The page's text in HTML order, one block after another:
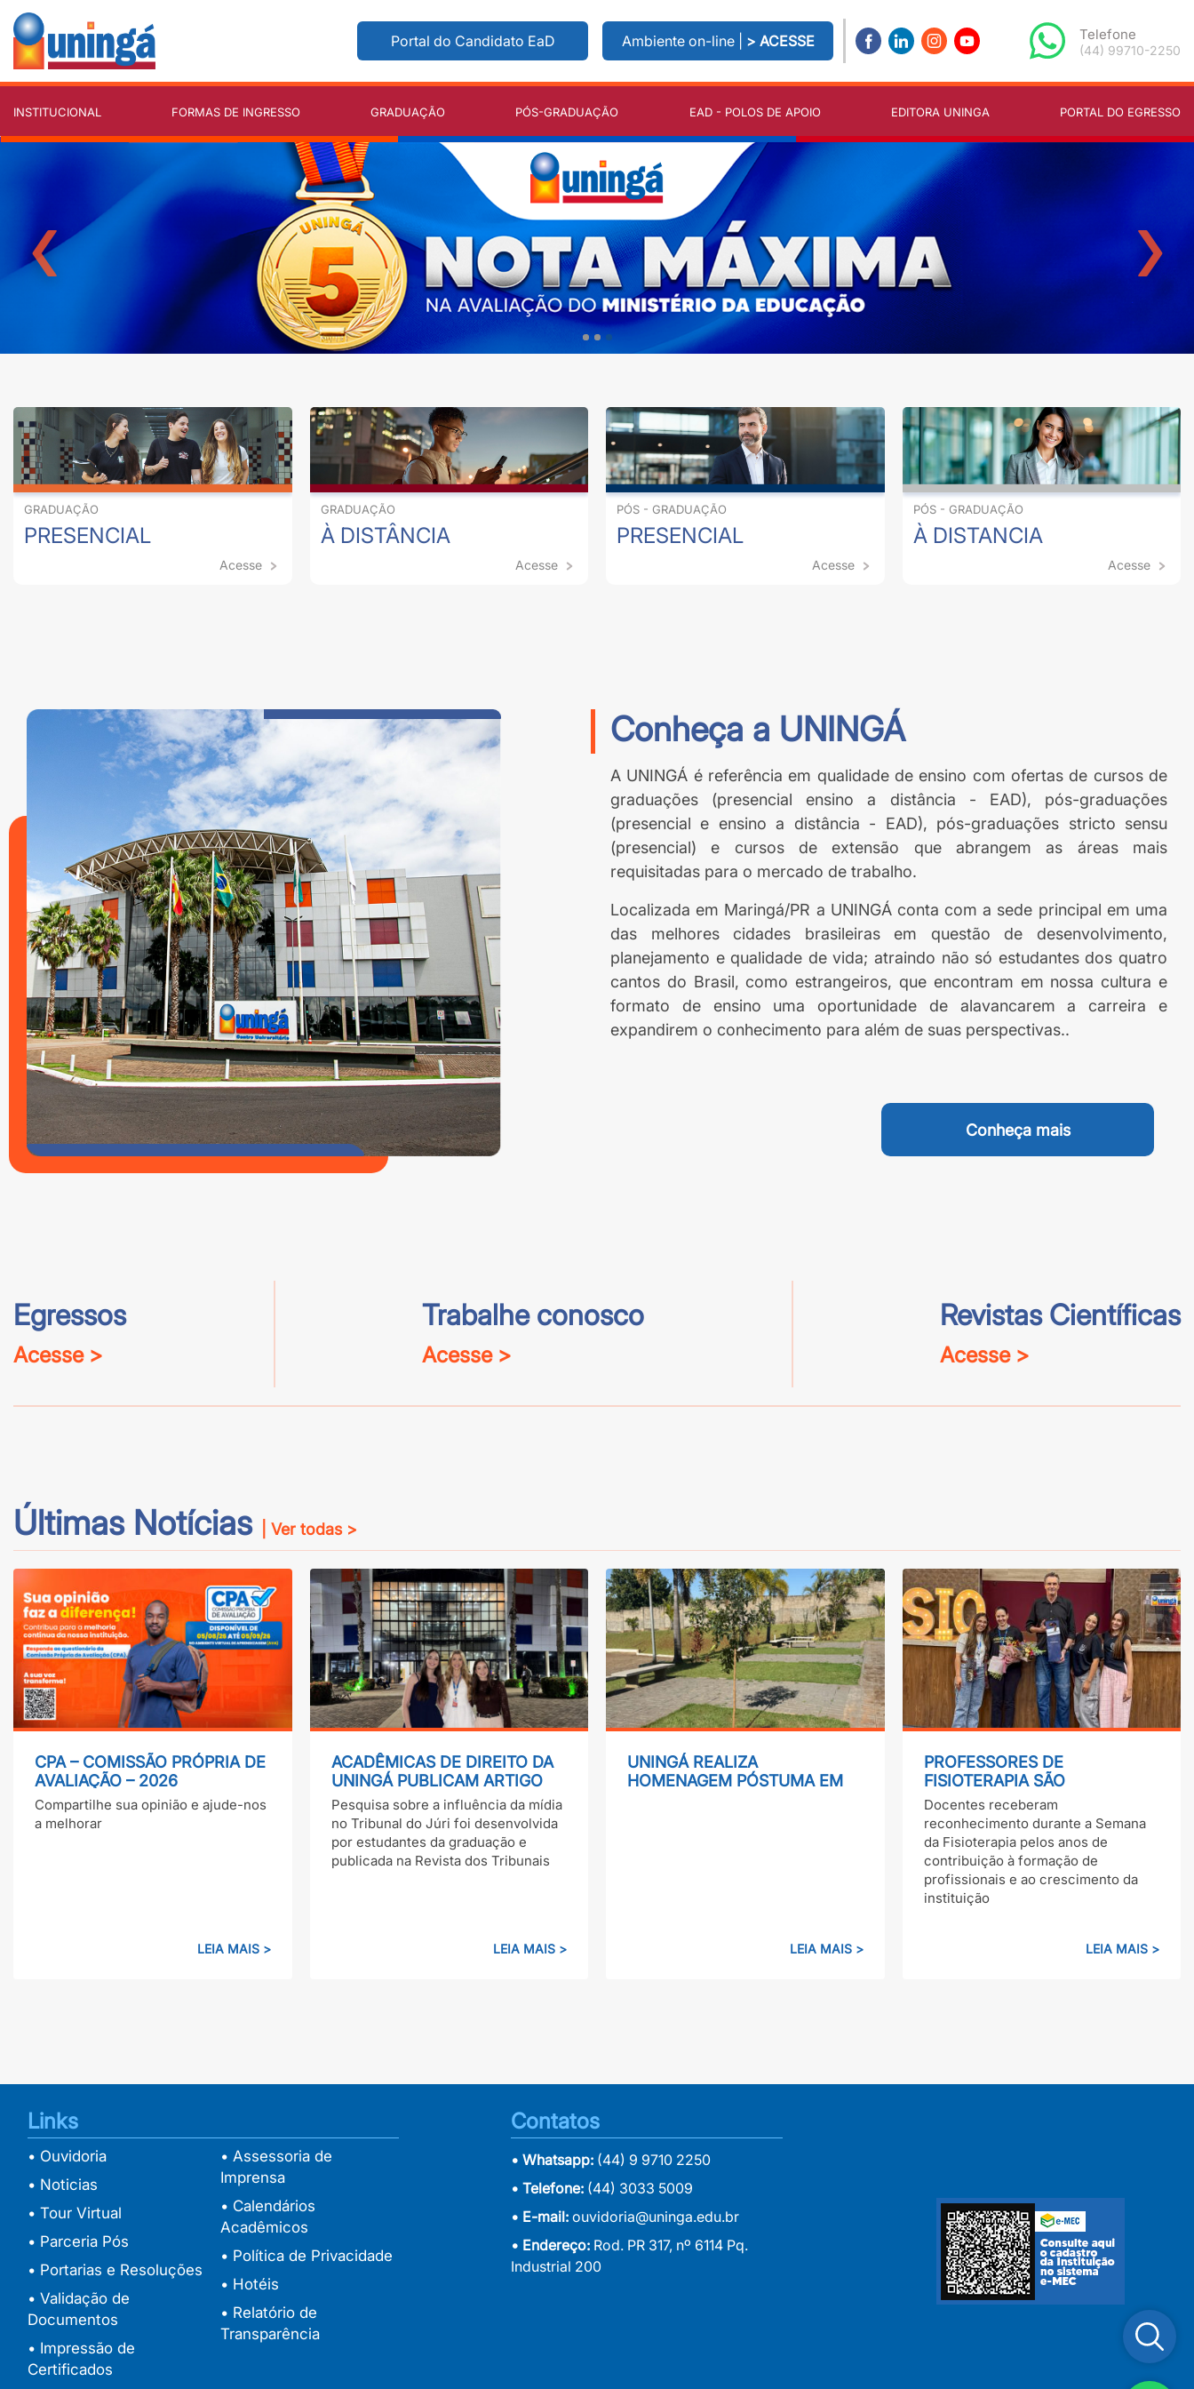
Portal do Candidato EaD Ambiente on-line | > ACESSE Telefone
(44) 99710-2250
INSTITUCIONAL FORMAS DE INGRESSO GRADUAÇÃO PÓS-GRADUAÇÃO EAD - POLOS DE APOIO EDITORA UNINGA PORTAL DO EGRESSO
‹ ›
GRADUAÇÃO
PRESENCIAL
Acesse
GRADUAÇÃO
À DISTÂNCIA
Acesse
PÓS - GRADUAÇÃO
PRESENCIAL
Acesse
PÓS - GRADUAÇÃO
À DISTANCIA
Acesse
Conheça a UNINGÁ
A UNINGÁ é referência em qualidade de ensino com ofertas de cursos de
graduações (presencial ensino a distância - EAD), pós-graduações
(presencial e ensino a distância - EAD), pós-graduações stricto sensu
(presencial) e cursos de extensão que abrangem as áreas mais
requisitadas para o mercado de trabalho.
Localizada em Maringá/PR a UNINGÁ conta com a sede principal em uma
das melhores cidades brasileiras em questão de desenvolvimento,
planejamento e qualidade de vida; atraindo não só estudantes dos quatro
cantos do Brasil, como estrangeiros, que encontram em nossa cultura e
formato de ensino uma oportunidade de alavancarem a carreira e
expandirem o conhecimento para além de suas perspectivas..
Conheça mais
Egressos
Acesse >
Trabalhe conosco
Acesse >
Revistas Científicas
Acesse >
Últimas Notícias | Ver todas >
CPA – COMISSÃO PRÓPRIA DE
AVALIAÇÃO – 2026
Compartilhe sua opinião e ajude-nos
a melhorar
LEIA MAIS >
ACADÊMICAS DE DIREITO DA
UNINGÁ PUBLICAM ARTIGO
EM REVISTA JURÍDICA DE
RELEVÂNCIA NACIONAL
Pesquisa sobre a influência da mídia
no Tribunal do Júri foi desenvolvida
por estudantes da graduação e
publicada na Revista dos Tribunais
LEIA MAIS >
UNINGÁ REALIZA
HOMENAGEM PÓSTUMA EM
LEIA MAIS >
PROFESSORES DE
FISIOTERAPIA SÃO
HOMENAGEADOS POR MAIS
DE DUAS DÉCADAS DE
DEDICAÇÃO À UNINGÁ
Docentes receberam
reconhecimento durante a Semana
da Fisioterapia pelos anos de
contribuição à formação de
profissionais e ao crescimento da
instituição
LEIA MAIS >
Links
• Ouvidoria
• Noticias
• Tour Virtual
• Parceria Pós
• Portarias e Resoluções
• Validação de
Documentos
• Impressão de
Certificados
• Assessoria de
Imprensa
• Calendários
Acadêmicos
• Política de Privacidade
• Hotéis
• Relatório de
Transparência
Contatos
• Whatsapp: (44) 9 9710 2250
• Telefone: (44) 3033 5009
• E-mail: ouvidoria@uninga.edu.br
• Endereço: Rod. PR 317, nº 6114 Pq.
Industrial 200